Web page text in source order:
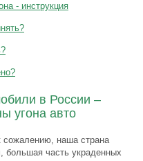
- инструкция
в России –
угона авто
сожалению, наша страна
большая часть украденных